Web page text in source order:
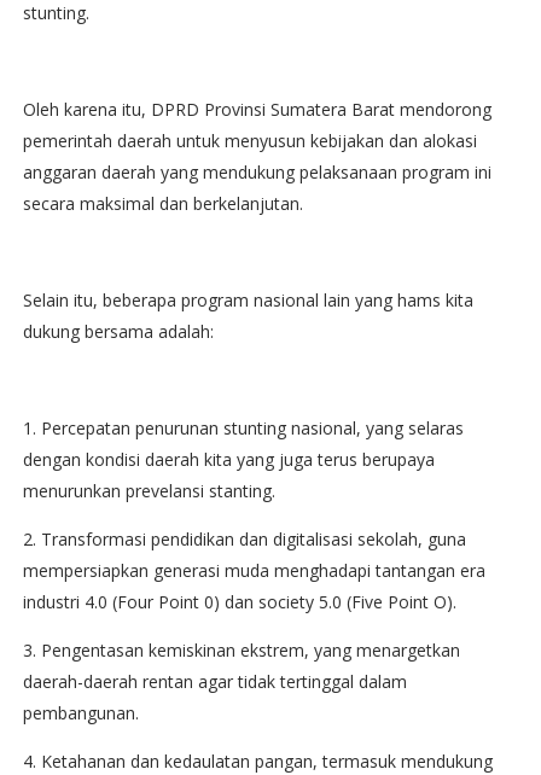
stunting.
Oleh karena itu, DPRD Provinsi Sumatera Barat mendorong
pemerintah daerah untuk menyusun kebijakan dan alokasi
anggaran daerah yang mendukung pelaksanaan program ini
secara maksimal dan berkelanjutan.
Selain itu, beberapa program nasional lain yang hams kita
dukung bersama adalah:
1. Percepatan penurunan stunting nasional, yang selaras
dengan kondisi daerah kita yang juga terus berupaya
menurunkan prevelansi stanting.
2. Transformasi pendidikan dan digitalisasi sekolah, guna
mempersiapkan generasi muda menghadapi tantangan era
industri 4.0 (Four Point 0) dan society 5.0 (Five Point O).
3. Pengentasan kemiskinan ekstrem, yang menargetkan
daerah-daerah rentan agar tidak tertinggal dalam
pembangunan.
4. Ketahanan dan kedaulatan pangan, termasuk mendukung